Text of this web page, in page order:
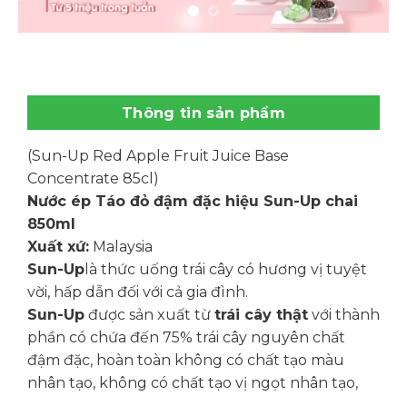
Thông tin sản phẩm
(Sun-Up Red Apple Fruit Juice Base
Concentrate 85cl)
Nước ép Táo đỏ đậm đặc hiệu Sun-Up chai
850ml
Xuất xứ:Malaysia
Sun-Uplà thức uống trái cây có hương vị tuyệt
vời, hấp dẫn đối với cả gia đình.
Sun-Upđược sản xuất từ trái cây thậtvới thành
phần có chứa đến 75% trái cây nguyên chất
đậm đặc, hoàn toàn không có chất tạo màu
nhân tạo, không có chất tạo vị ngọt nhân tạo,